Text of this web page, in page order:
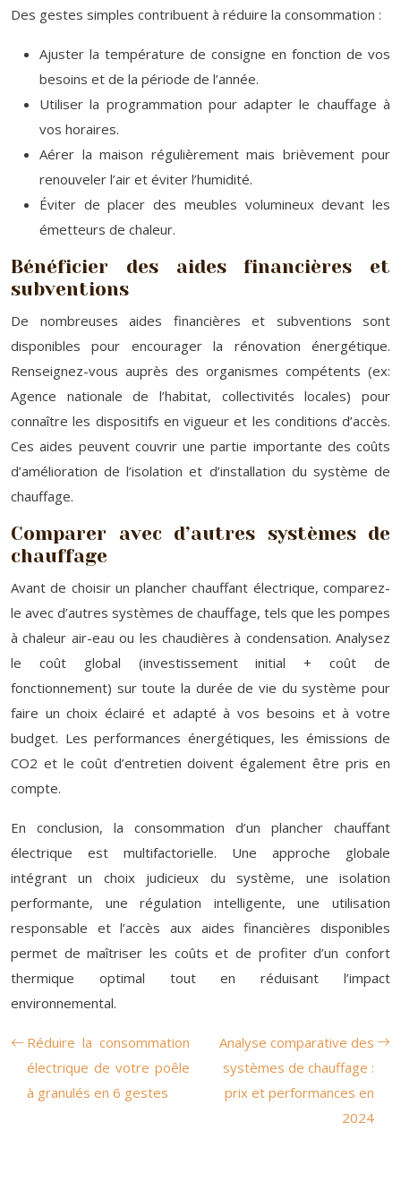
Des gestes simples contribuent à réduire la consommation :
Ajuster la température de consigne en fonction de vos
besoins et de la période de l’année.
Utiliser la programmation pour adapter le chauffage à
vos horaires.
Aérer la maison régulièrement mais brièvement pour
renouveler l’air et éviter l’humidité.
Éviter de placer des meubles volumineux devant les
émetteurs de chaleur.
Bénéficier des aides financières et
subventions
De nombreuses aides financières et subventions sont
disponibles pour encourager la rénovation énergétique.
Renseignez-vous auprès des organismes compétents (ex:
Agence nationale de l’habitat, collectivités locales) pour
connaître les dispositifs en vigueur et les conditions d’accès.
Ces aides peuvent couvrir une partie importante des coûts
d’amélioration de l’isolation et d’installation du système de
chauffage.
Comparer avec d’autres systèmes de
chauffage
Avant de choisir un plancher chauffant électrique, comparez-
le avec d’autres systèmes de chauffage, tels que les pompes
à chaleur air-eau ou les chaudières à condensation. Analysez
le coût global (investissement initial + coût de
fonctionnement) sur toute la durée de vie du système pour
faire un choix éclairé et adapté à vos besoins et à votre
budget. Les performances énergétiques, les émissions de
CO2 et le coût d’entretien doivent également être pris en
compte.
En conclusion, la consommation d’un plancher chauffant
électrique est multifactorielle. Une approche globale
intégrant un choix judicieux du système, une isolation
performante, une régulation intelligente, une utilisation
responsable et l’accès aux aides financières disponibles
permet de maîtriser les coûts et de profiter d’un confort
thermique optimal tout en réduisant l’impact
environnemental.
Réduire la consommation
électrique de votre poêle
à granulés en 6 gestes
Analyse comparative des
systèmes de chauffage :
prix et performances en
2024